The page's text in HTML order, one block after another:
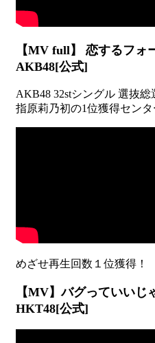
【MV full】 恋するフォ
AKB48[公式]
AKB48 32stシングル 選抜総
指原莉乃初の1位獲得センタ
【MV】バグっていいじ
HKT48[公式]